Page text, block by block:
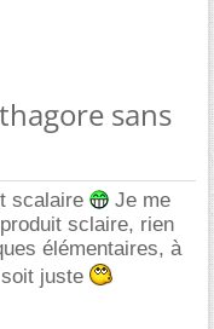
sans
scalaire
Je me
sclaire, rien
élémentaires, à
juste